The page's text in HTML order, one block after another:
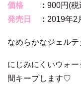
価格 ： 900円(税
発売日
： 2019年2
なめらかなジェルテ
にじみにくいウォ
間キープします♡